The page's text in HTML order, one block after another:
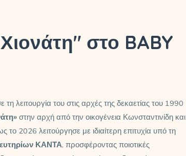
στο BABY
λειτουργία του στις αρχές της δεκαετίας του 1990
στην αρχή από την οικογένεια Κωνσταντινίδη και
2026 λειτούργησε με ιδιαίτερη επιτυχία υπό τη
ΚΑΝΤΑ, προσφέροντας ποιοτικές